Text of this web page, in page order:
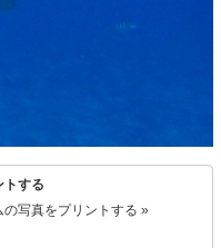
トする
の写真をプリントする »